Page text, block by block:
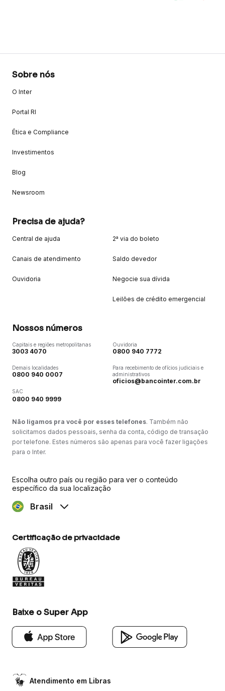
Sobre nós
O Inter
Portal RI
Ética e Compliance
Investimentos
Blog
Newsroom
Precisa de ajuda?
Central de ajuda
Canais de atendimento
Ouvidoria
2ª via do boleto
Saldo devedor
Negocie sua dívida
Leilões de crédito emergencial
Nossos números
Capitais e regiões metropolitanas
3003 4070
Demais localidades
0800 940 0007
SAC
0800 940 9999
Ouvidoria
0800 940 7772
Para recebimento de ofícios judiciais e
administrativos
oficios@bancointer.com.br
Não ligamos pra você por esses telefones. Também não
solicitamos dados pessoais, senha da conta, código de transação
por telefone. Estes números são apenas para você fazer ligações
para o Inter.
Escolha outro país ou região para ver o conteúdo
específico da sua localização
Brasil
Certificação de privacidade
Baixe o Super App
Atendimento em Libras